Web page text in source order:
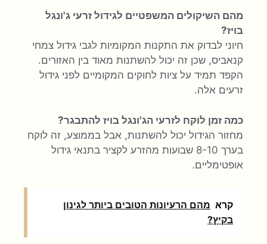
מהם השיקולים המשפטיים לגידול זרעי ג'ונגל
בויז?
חיוני לבדוק את התקנות המקומיות לגבי גידול צמחי
קנאביס, שכן זה יכול להשתנות מאוד בין האזורים.
הקפד תמיד על ציות לחוקים המקומיים לפני גידול
זרעים אלה.
כמה זמן לוקח לזרעי הג'ונגל בויז להתבגר?
מחזור הגידול יכול להשתנות, אבל בממוצע, זה לוקח
בערך 8-10 שבועות מהזרע לקציר בתנאי גידול
אופטימליים.
קרא מהם הרעיונות הטובים ביותר לגינון
בקיץ?